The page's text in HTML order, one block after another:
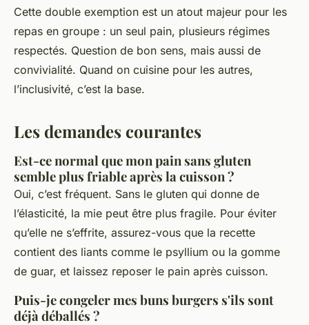
Cette double exemption est un atout majeur pour les
repas en groupe : un seul pain, plusieurs régimes
respectés. Question de bon sens, mais aussi de
convivialité. Quand on cuisine pour les autres,
l’inclusivité, c’est la base.
Les demandes courantes
Est-ce normal que mon pain sans gluten
semble plus friable après la cuisson ?
Oui, c’est fréquent. Sans le gluten qui donne de
l’élasticité, la mie peut être plus fragile. Pour éviter
qu’elle ne s’effrite, assurez-vous que la recette
contient des liants comme le psyllium ou la gomme
de guar, et laissez reposer le pain après cuisson.
Puis-je congeler mes buns burgers s'ils sont
déjà déballés ?